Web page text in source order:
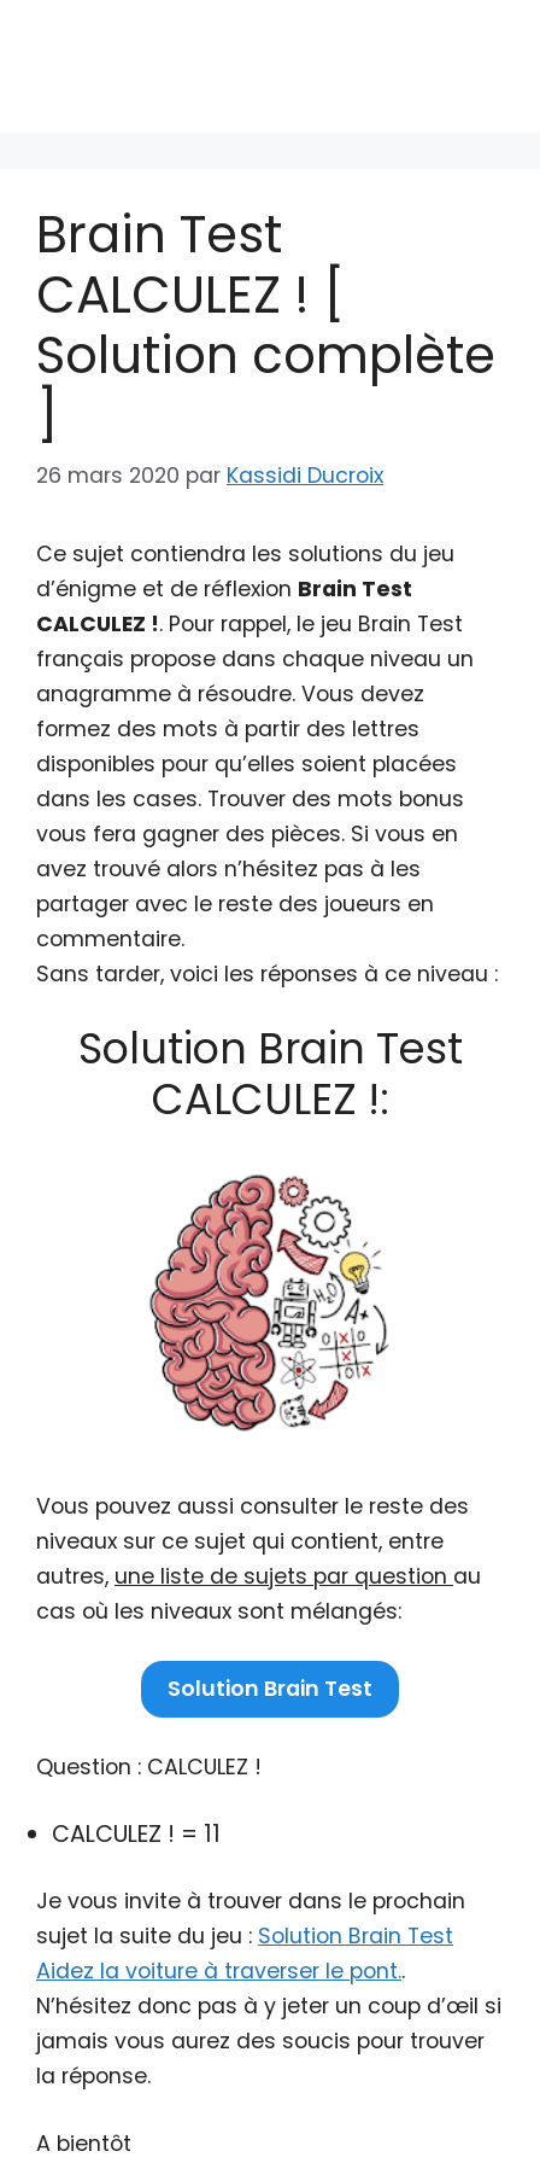
Brain Test
CALCULEZ ! [
Solution complète
26 mars 2020 par Kassidi Ducroix
Ce sujet contiendra les solutions du jeu
d’énigme et de réflexion Brain Test
CALCULEZ !. Pour rappel, le jeu Brain Test
français propose dans chaque niveau un
anagramme à résoudre. Vous devez
formez des mots à partir des lettres
disponibles pour qu’elles soient placées
dans les cases. Trouver des mots bonus
vous fera gagner des pièces. Si vous en
avez trouvé alors n’hésitez pas à les
partager avec le reste des joueurs en
commentaire.
Sans tarder, voici les réponses à ce niveau :
Solution Brain Test
CALCULEZ !:
Vous pouvez aussi consulter le reste des
niveaux sur ce sujet qui contient, entre
autres, une liste de sujets par question au
cas où les niveaux sont mélangés:
Solution Brain Test
Question : CALCULEZ !
CALCULEZ ! = 11
Je vous invite à trouver dans le prochain
sujet la suite du jeu : Solution Brain Test
Aidez la voiture à traverser le pont..
N’hésitez donc pas à y jeter un coup d’œil si
jamais vous aurez des soucis pour trouver
la réponse.
A bientôt